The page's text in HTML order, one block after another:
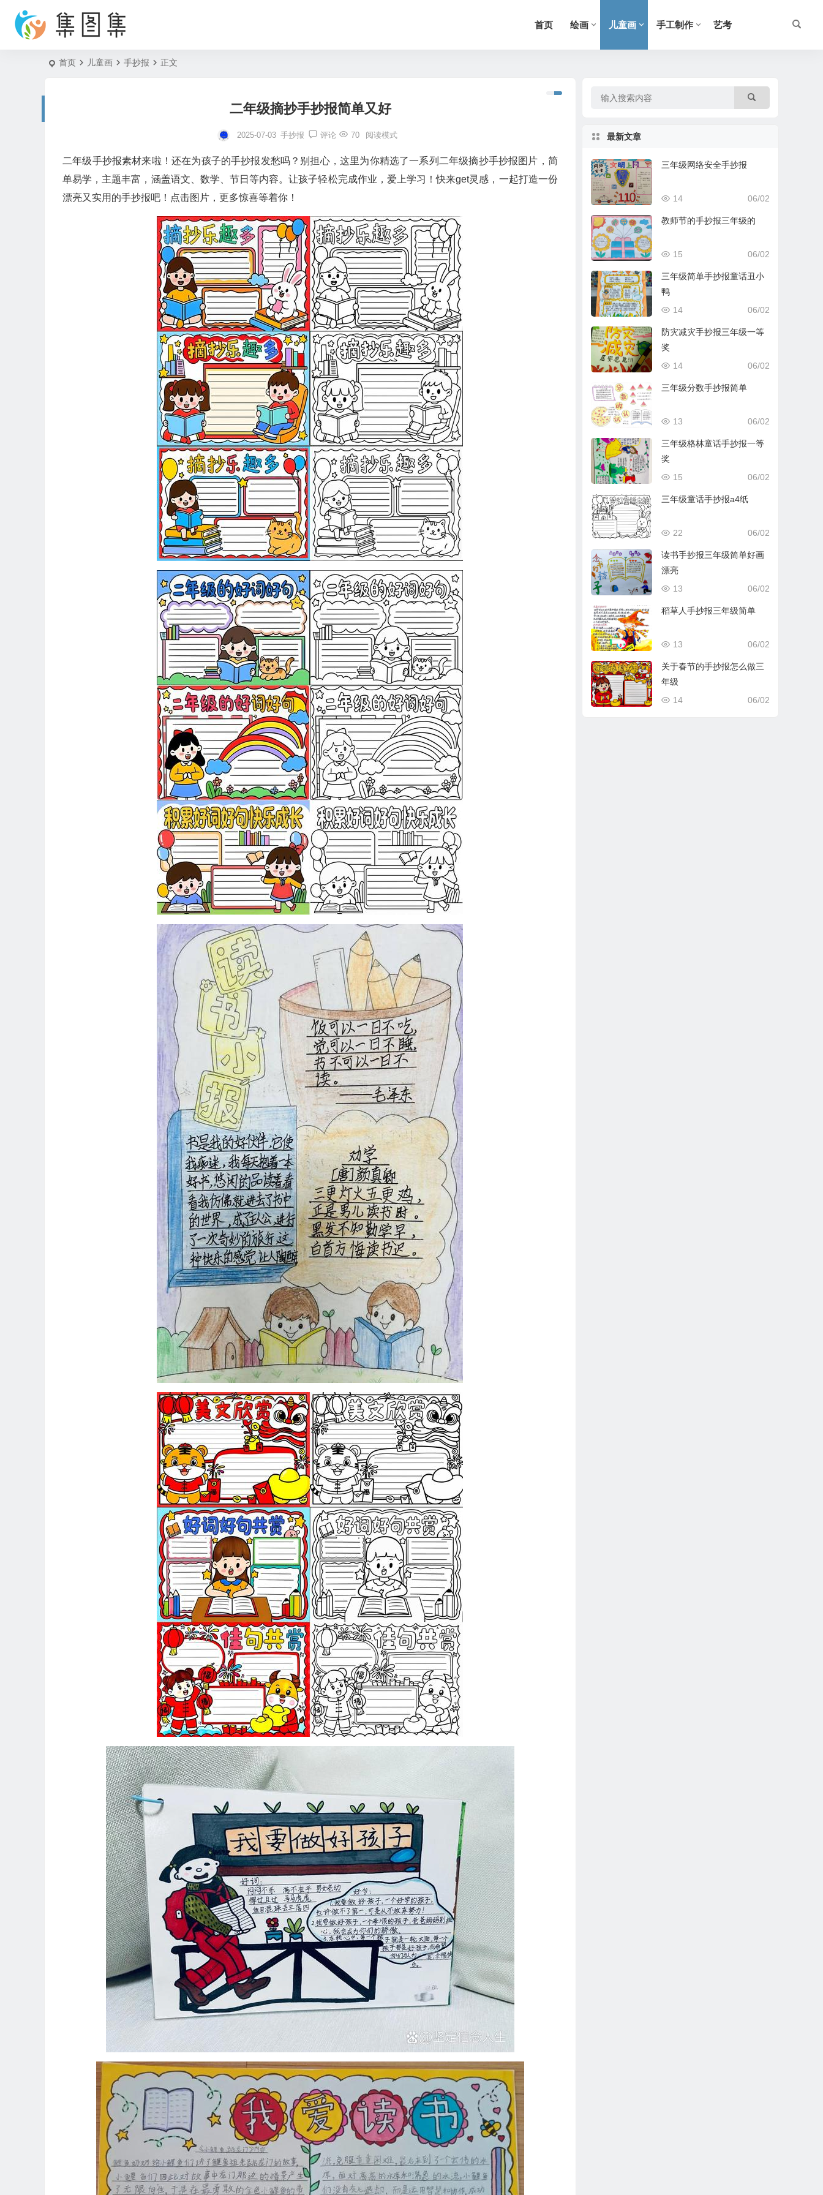
首页 绘画 儿童画 手工制作 艺考
首页 儿童画 手抄报 正文
二年级摘抄手抄报简单又好
2025-07-03 手抄报 评论 70 阅读模式
二年级手抄报素材来啦！还在为孩子的手抄报发愁吗？别担心，这里为你精选了一系列二年级摘抄手抄报图片，简
单易学，主题丰富，涵盖语文、数学、节日等内容。让孩子轻松完成作业，爱上学习！快来get灵感，一起打造一份
漂亮又实用的手抄报吧！点击图片，更多惊喜等着你！
最新文章
三年级网络安全手抄报
06/02
14
教师节的手抄报三年级的
06/02
15
三年级简单手抄报童话丑小
鸭
06/02
14
防灾减灾手抄报三年级一等
奖
06/02
14
三年级分数手抄报简单
06/02
13
三年级格林童话手抄报一等
奖
06/02
15
三年级童话手抄报a4纸
06/02
22
读书手抄报三年级简单好画
漂亮
06/02
13
稻草人手抄报三年级简单
06/02
13
关于春节的手抄报怎么做三
年级
06/02
14